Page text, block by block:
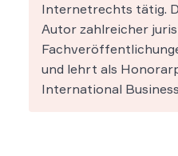
Internetrechts tätig.
Autor zahlreicher
und lehrt als
International